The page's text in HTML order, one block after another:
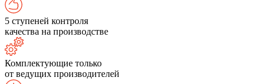
5 ступеней контроля
качества на производстве
Комплектующие только
от ведущих производителей